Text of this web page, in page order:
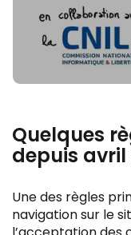
Quelques
depuis avril
Une des règles
navigation sur le